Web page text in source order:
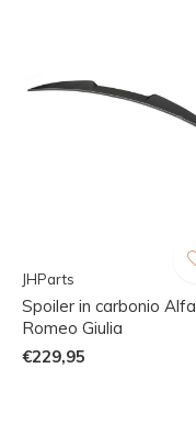
JHParts
Spoiler in carbonio Alfa
Romeo Giulia
€229,95